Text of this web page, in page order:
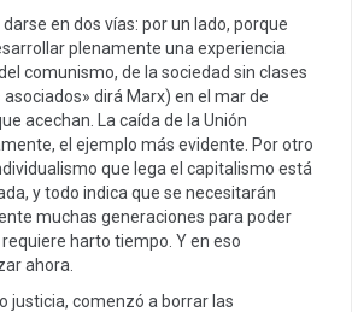
darse en dos vías: por un lado, porque
plenamente una experiencia
comunismo, de la sociedad sin clases
dirá Marx) en el mar de
acechan. La caída de la Unión
el ejemplo más evidente. Por otro
que lega el capitalismo está
y todo indica que se necesitarán
muchas generaciones para poder
harto tiempo. Y en eso
ahora.
justicia, comenzó a borrar las